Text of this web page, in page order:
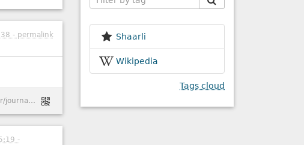
- permalink
https://linuxfr.org/users/lockidor/journaux/domovik-un-systeme-de-synchronisation-pluri-navigateurs
-
Shaarli
Wikipedia
Tags cloud